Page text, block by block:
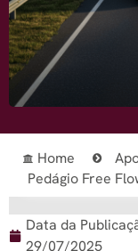
Home
Pedágio Free
Data da
29/07/2025